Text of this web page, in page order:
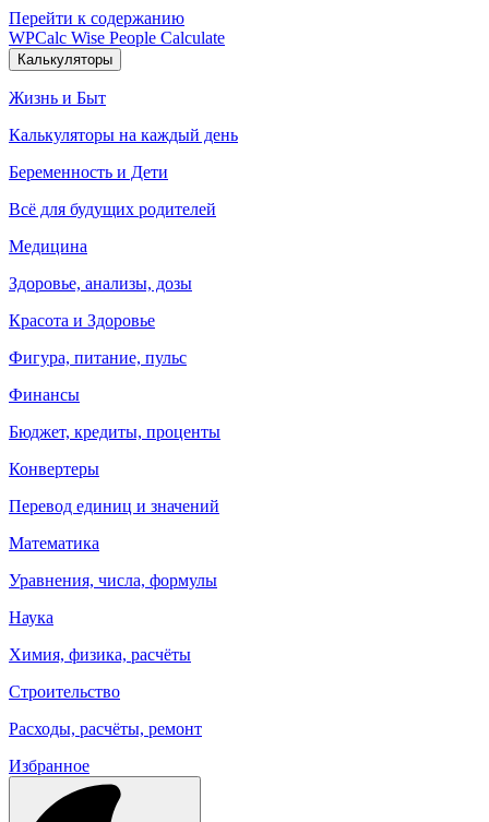
Перейти к содержанию
WPCalc Wise People Calculate
Калькуляторы
Жизнь и Быт
Калькуляторы на каждый день
Беременность и Дети
Всё для будущих родителей
Медицина
Здоровье, анализы, дозы
Красота и Здоровье
Фигура, питание, пульс
Финансы
Бюджет, кредиты, проценты
Конвертеры
Перевод единиц и значений
Математика
Уравнения, числа, формулы
Наука
Химия, физика, расчёты
Строительство
Расходы, расчёты, ремонт
Избранное